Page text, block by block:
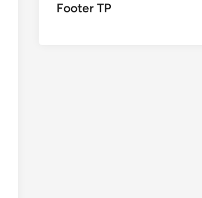
Footer TP